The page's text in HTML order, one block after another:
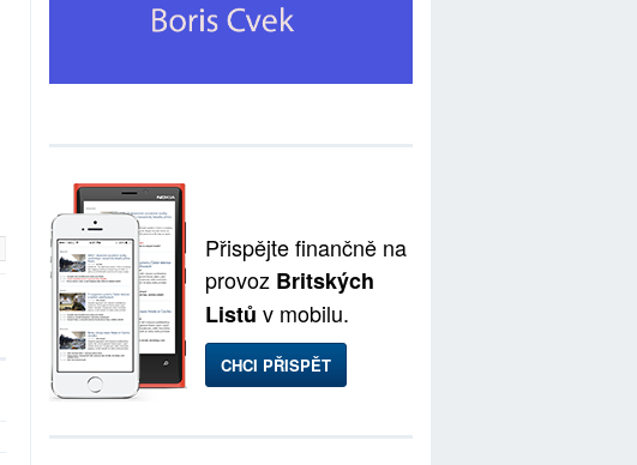
Přispějte finančně na
provoz Britských
Listů v mobilu.
CHCI PŘISPĚT